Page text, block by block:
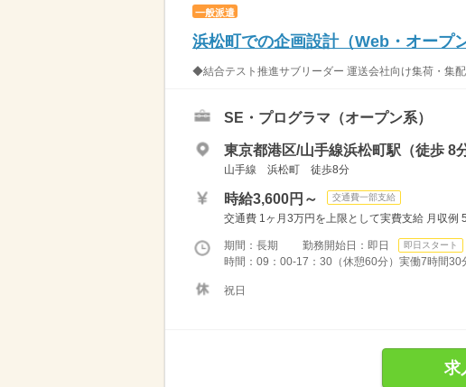
一般派遣
浜松町での企画設計（Web・オープ
◆結合テスト推進サブリーダー 運送会社向け集荷・集
SE・プログラマ（オープン系）
東京都港区/山手線浜松町駅（徒歩 8分
山手線 浜松町 徒歩8分
時給3,600円～ 交通費一部支給
交通費 1ヶ月3万円を上限として実費支給 月収例
期間：長期 勤務開始日：即日 即日スタート
時間：09：00-17：30（休憩60分）実働7時間
祝日
求